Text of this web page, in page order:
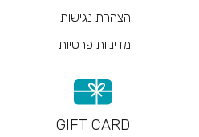
הצהרת נגישות
מדיניות פרטיות
GIFT CARD